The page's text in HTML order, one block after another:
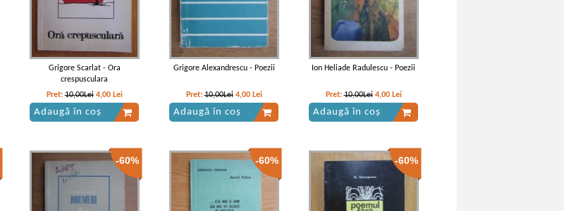
Grigore Scarlat - Ora
crespusculara
Pret:10,00Lei 4,00 Lei
Adaugă în coș
Grigore Alexandrescu - Poezii
Pret:10,00Lei 4,00 Lei
Adaugă în coș
Ion Heliade Radulescu - Poezii
Pret:10,00Lei 4,00 Lei
Adaugă în coș
-60% -60% -60%